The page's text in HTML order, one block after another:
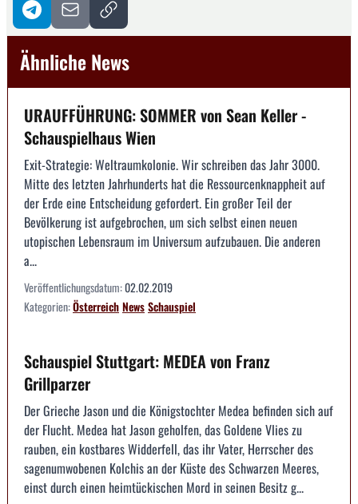
Ähnliche News
URAUFFÜHRUNG: SOMMER von Sean Keller -
Schauspielhaus Wien
Exit-Strategie: Weltraumkolonie. Wir schreiben das Jahr 3000.
Mitte des letzten Jahrhunderts hat die Ressourcenknappheit auf
der Erde eine Entscheidung gefordert. Ein großer Teil der
Bevölkerung ist aufgebrochen, um sich selbst einen neuen
utopischen Lebensraum im Universum aufzubauen. Die anderen
a...
Veröffentlichungsdatum:02.02.2019
Kategorien:ÖsterreichNewsSchauspiel
Schauspiel Stuttgart: MEDEA von Franz
Grillparzer
Der Grieche Jason und die Königstochter Medea befinden sich auf
der Flucht. Medea hat Jason geholfen, das Goldene Vlies zu
rauben, ein kostbares Widderfell, das ihr Vater, Herrscher des
sagenumwobenen Kolchis an der Küste des Schwarzen Meeres,
einst durch einen heimtückischen Mord in seinen Besitz g...